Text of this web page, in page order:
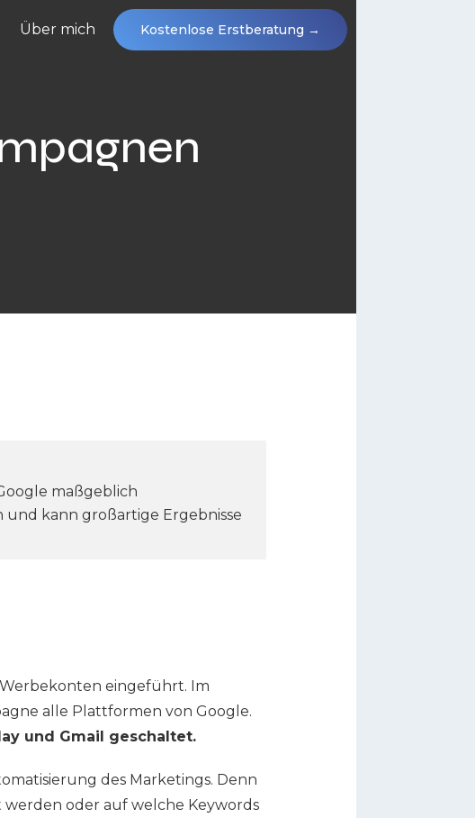
Über mich Kostenlose Erstberatung →
maßgeblich
kann großartige Ergebnisse
eingeführt. Im
alle Plattformen von Google.
und Gmail geschaltet.
des Marketings. Denn
oder auf welche Keywords